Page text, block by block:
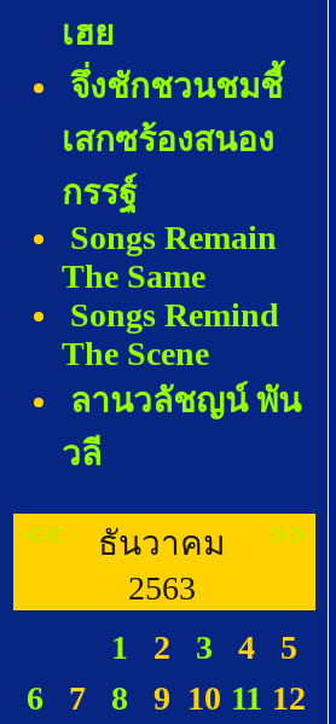
เฮ
จึ่งชักชวนชมชี้
เสกซร้องสนอง
กรรฐ์
Songs Remain
The Same
Songs Remind
The Scene
ลานวลัชญน์ พัน
วลี
<<
ธันวาคม
2563
>>
1 2 3 4
5
6
7 8 9 10 11 12